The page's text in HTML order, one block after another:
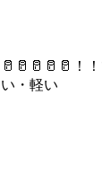
！
・軽い